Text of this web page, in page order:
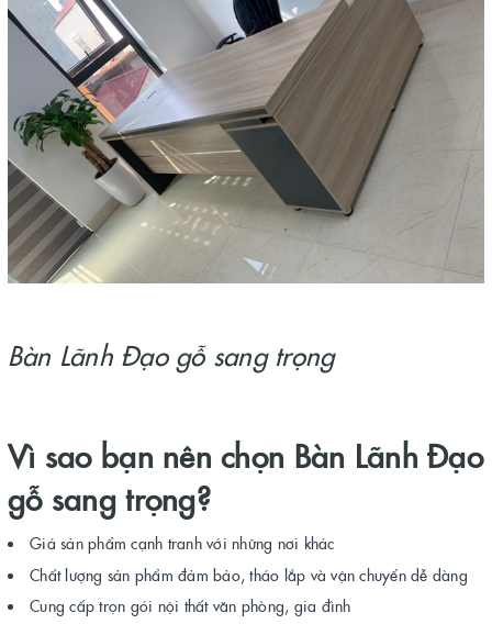
Bàn Lãnh Đạo gỗ sang trọng
Vì sao bạn nên chọn Bàn Lãnh Đạo
gỗ sang trọng?
Giá sản phẩm cạnh tranh với những nơi khác
Chất lượng sản phẩm đảm bảo, tháo lắp và vận chuyển dễ dàng
Cung cấp trọn gói nội thất văn phòng, gia đình